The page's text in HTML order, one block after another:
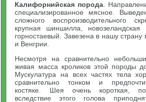
Калифорнийская порода .
специализированное мясное.
сложного воспроизводительного
крупная шиншилла,
горностаевый. Завезена в нашу страну
и Венгрии.
Несмотря на сравнительно
живая масса кроликов этой породы
Мускулатура на всех частях тела
сравнительно тонком и
костяке. Шея очень короткая,
вследствие этого голова